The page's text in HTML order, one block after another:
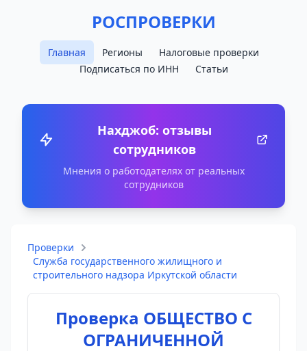
РОСПРОВЕРКИ
Главная Регионы
Налоговые проверки
Подписаться по ИНН
Статьи
Нахджоб: отзывы
сотрудников
Мнения о работодателях от реальных
сотрудников
Проверки
Служба государственного жилищного и
строительного надзора Иркутской области
Проверка ОБЩЕСТВО С
ОГРАНИЧЕННОЙ